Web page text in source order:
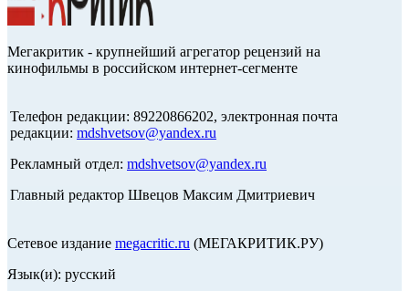
Мегакритик - крупнейший агрегатор рецензий на
кинофильмы в российском интернет-сегменте
Телефон редакции: 89220866202, электронная почта
редакции: mdshvetsov@yandex.ru
Рекламный отдел: mdshvetsov@yandex.ru
Главный редактор Швецов Максим Дмитриевич
Сетевое издание megacritic.ru (МЕГАКРИТИК.РУ)
Язык(и): русский